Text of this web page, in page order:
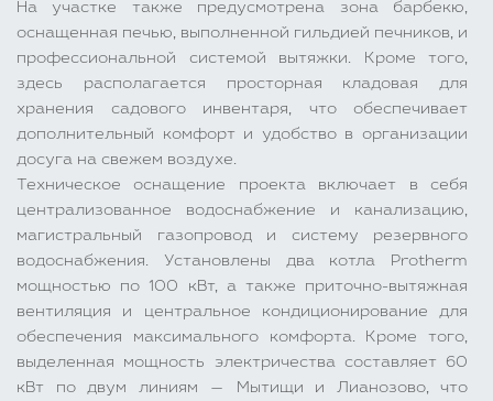
На участке также предусмотрена зона барбекю,
оснащенная печью, выполненной гильдией печников, и
профессиональной системой вытяжки. Кроме того,
здесь располагается просторная кладовая для
хранения садового инвентаря, что обеспечивает
дополнительный комфорт и удобство в организации
досуга на свежем воздухе.
Техническое оснащение проекта включает в себя
централизованное водоснабжение и канализацию,
магистральный газопровод и систему резервного
водоснабжения. Установлены два котла Protherm
мощностью по 100 кВт, а также приточно-вытяжная
вентиляция и центральное кондиционирование для
обеспечения максимального комфорта. Кроме того,
выделенная мощность электричества составляет 60
кВт по двум линиям — Мытищи и Лианозово, что